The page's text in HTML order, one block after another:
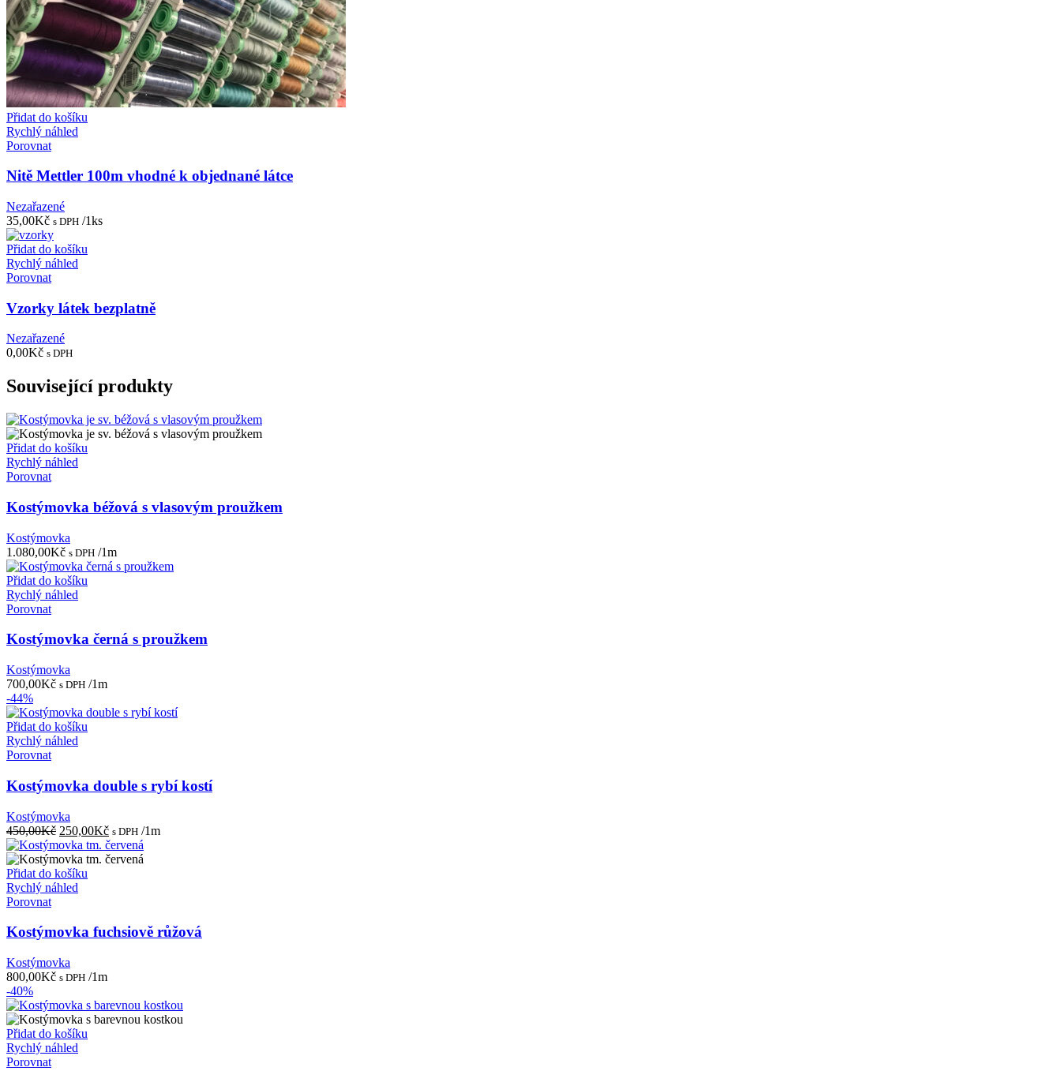
Přidat do košíku
Rychlý náhled
Porovnat
Nitě Mettler 100m vhodné k objednané látce
Nezařazené
35,00Kč s DPH /1ks
Přidat do košíku
Rychlý náhled
Porovnat
Vzorky látek bezplatně
Nezařazené
0,00Kč s DPH
Související produkty
Přidat do košíku
Rychlý náhled
Porovnat
Kostýmovka béžová s vlasovým proužkem
Kostýmovka
1.080,00Kč s DPH /1m
Přidat do košíku
Rychlý náhled
Porovnat
Kostýmovka černá s proužkem
Kostýmovka
700,00Kč s DPH /1m
-44%
Přidat do košíku
Rychlý náhled
Porovnat
Kostýmovka double s rybí kostí
Kostýmovka
450,00Kč Původní
cena
byla:
450,00Kč.
250,00KčAktuální
cena
je:
s DPH /1m
Přidat do košíku
Rychlý náhled
Porovnat
Kostýmovka fuchsiově růžová
Kostýmovka
800,00Kč s DPH /1m
-40%
Přidat do košíku
Rychlý náhled
Porovnat